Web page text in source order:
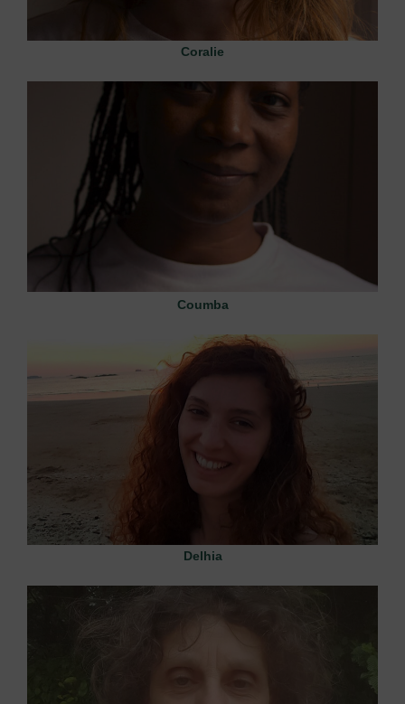
Coralie
Coumba
Delhia